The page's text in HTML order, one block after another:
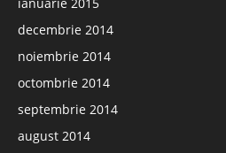
decembrie 2014
noiembrie 2014
octombrie 2014
septembrie 2014
august 2014